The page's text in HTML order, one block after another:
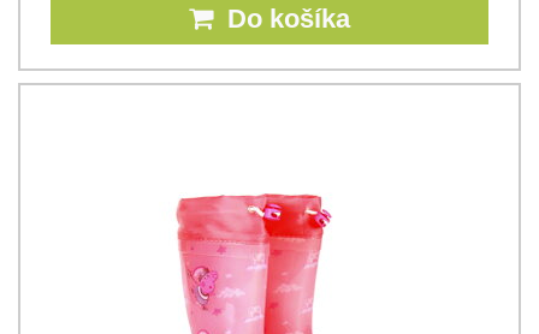
Do košíka